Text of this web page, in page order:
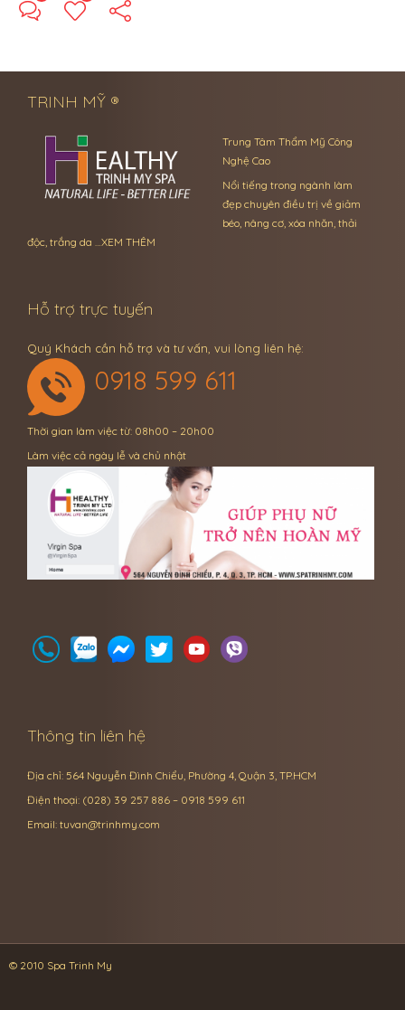
TRINH MỸ ®
Trung Tâm Thẩm Mỹ Công
Nghệ Cao
Nổi tiếng trong ngành làm
đẹp chuyên điều trị về giảm
béo, nâng cơ, xóa nhăn, thải
độc, trắng da … XEM THÊM
Hỗ trợ trực tuyến
Quý Khách cần hỗ trợ và tư vấn, vui lòng liên hệ:
0918 599 611
Thời gian làm việc từ: 08h00 – 20h00
Làm việc cả ngày lễ và chủ nhật
Thông tin liên hệ
Địa chỉ: 564 Nguyễn Đình Chiểu, Phường 4, Quận 3, TP.HCM
Điện thoại: (028) 39 257 886 – 0918 599 611
Email: tuvan@trinhmy.com
© 2010 Spa Trinh My